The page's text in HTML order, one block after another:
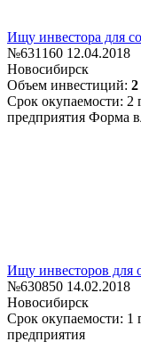
Ищу инвестора для
№631160 12.04.2018
Новосибирск
Объем инвестиций: 2
Срок окупаемости: 2
предприятия Форма
Ищу инвесторов для
№630850 14.02.2018
Новосибирск
Срок окупаемости: 1
предприятия